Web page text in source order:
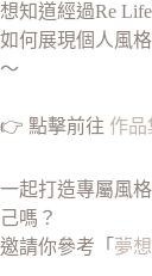
想知道經過Re
如何展現個人風
～
👉 點擊前往 作品
一起打造專屬風
己嗎？
邀請你參考「 夢